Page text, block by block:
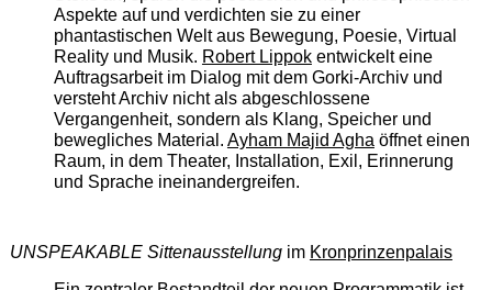
Aspekte auf und verdichten sie zu einer
phantastischen Welt aus Bewegung, Poesie, Virtual
Reality und Musik. Robert Lippokentwickelt eine
Auftragsarbeit im Dialog mit dem Gorki-Archiv und
versteht Archiv nicht als abgeschlossene
Vergangenheit, sondern als Klang, Speicher und
bewegliches Material. Ayham Majid Aghaöffnet einen
Raum, in dem Theater, Installation, Exil, Erinnerung
und Sprache ineinandergreifen.
UNSPEAKABLE Sittenausstellungim Kronprinzenpalais